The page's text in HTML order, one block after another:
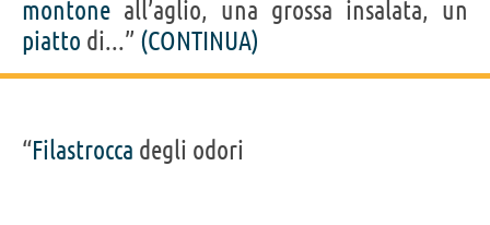
montone all’aglio, una grossa insalata, un
piatto di...” (CONTINUA)
“Filastrocca degli odori